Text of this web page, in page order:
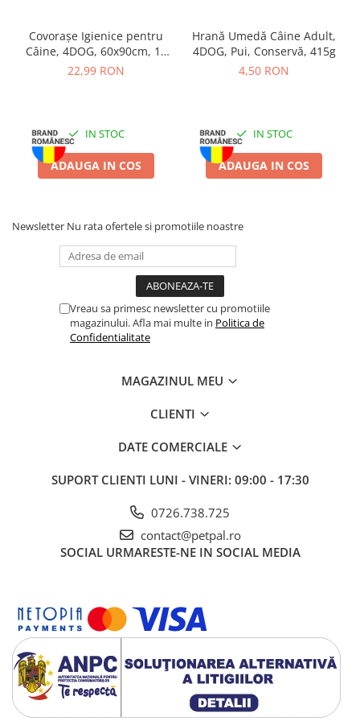
Îngrijire Rozătoare
Așternut Igienic Rozătoare
Cuști Rozătoare
Accesorii Acvarii
Hrană
Întreținere Acvariu
Tratament Apă
Covorașe Igienice pentru
Câine, 4DOG, 60x90cm, 10
bucăți
22,99 RON
IN STOC
ADAUGA IN COS
Hrană Umedă Câine Adult,
4DOG, Pui, Conservă, 415g
4,50 RON
IN STOC
ADAUGA IN COS
Newsletter Nu rata ofertele si promotiile noastre
Vreau sa primesc newsletter cu promotiile
magazinului. Afla mai multe in Politica de
Confidentialitate
MAGAZINUL MEU
CLIENTI
DATE COMERCIALE
SUPORT CLIENTI LUNI - VINERI: 09:00 - 17:30
0726.738.725
contact@petpal.ro
SOCIAL URMARESTE-NE IN SOCIAL MEDIA